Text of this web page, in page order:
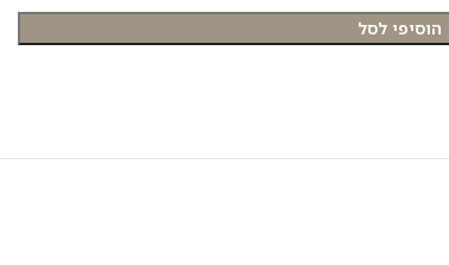
הוסיפי לסל